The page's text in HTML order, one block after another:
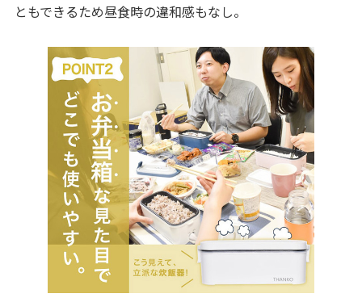
ともできるため昼食時の違和感もなし。